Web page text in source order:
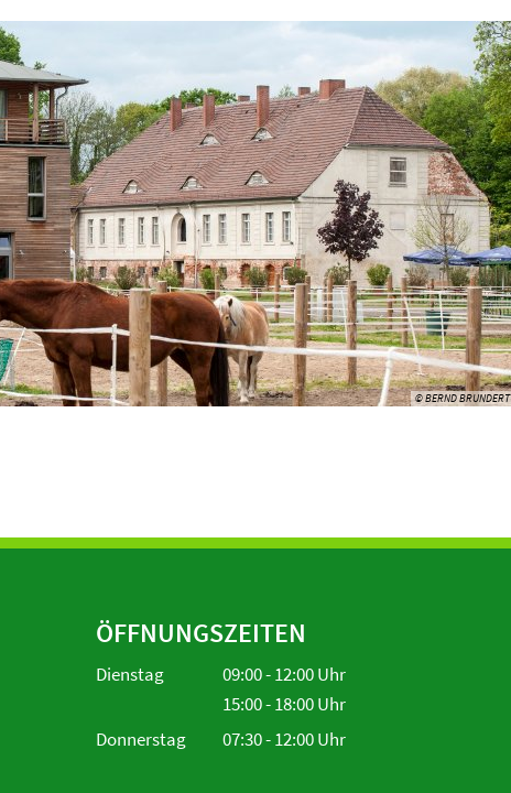
© BERND BRUNDERT
ÖFFNUNGSZEITEN
Dienstag 09:00-12:00Uhr
Von 09:00 bis 12:00 Uhr
15:00-18:00Uhr
Von 15:00 bis 18:00 Uhr
Donnerstag 07:30-12:00Uhr